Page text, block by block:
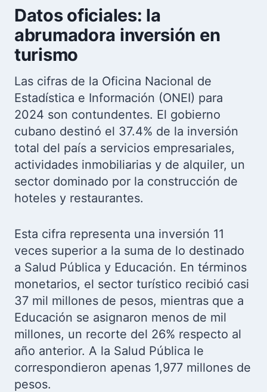
Datos oficiales: la
abrumadora inversión en
turismo
Las cifras de la Oficina Nacional de
Estadística e Información (ONEI) para
2024 son contundentes. El gobierno
cubano destinó el 37.4% de la inversión
total del país a servicios empresariales,
actividades inmobiliarias y de alquiler, un
sector dominado por la construcción de
hoteles y restaurantes.
Esta cifra representa una inversión 11
veces superior a la suma de lo destinado
a Salud Pública y Educación. En términos
monetarios, el sector turístico recibió casi
37 mil millones de pesos, mientras que a
Educación se asignaron menos de mil
millones, un recorte del 26% respecto al
año anterior. A la Salud Pública le
correspondieron apenas 1,977 millones de
pesos.